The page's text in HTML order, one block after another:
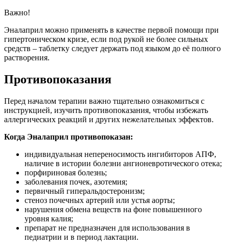
Важно!
Эналаприл можно применять в качестве первой помощи при
гипертоническом кризе, если под рукой не более сильных
средств – таблетку следует держать под языком до её полного
растворения.
Противопоказания
Перед началом терапии важно тщательно ознакомиться с
инструкцией, изучить противопоказания, чтобы избежать
аллергических реакций и других нежелательных эффектов.
Когда Эналаприл противопоказан:
индивидуальная непереносимость ингибиторов АПФ,
наличие в истории болезни ангионевротического отека;
порфириновая болезнь;
заболевания почек, азотемия;
первичный гиперальдостеронизм;
стеноз почечных артерий или устья аорты;
нарушения обмена веществ на фоне повышенного
уровня калия;
препарат не предназначен для использования в
педиатрии и в период лактации.